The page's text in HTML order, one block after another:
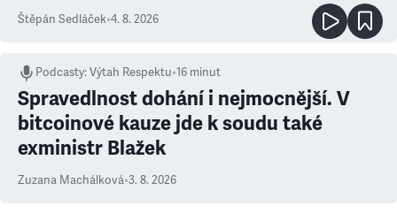
Štěpán Sedláček•4. 8. 2026
Podcasty:Výtah Respektu•16 minut
Spravedlnost dohání i nejmocnější. V
bitcoinové kauze jde k soudu také
exministr Blažek
Zuzana Machálková•3. 8. 2026